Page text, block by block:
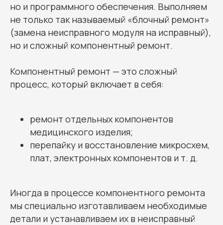
но и программного обеспечения. Выполняем
не только так называемый «блочный ремонт»
(замена неисправного модуля на исправный),
но и сложный компонентный ремонт.
Компонентный ремонт — это сложный
процесс, который включает в себя:
ремонт отдельных компонентов
медицинского изделия;
перепайку и восстановление микросхем,
плат, электронных компонентов и т. д.
Иногда в процессе компонентного ремонта
мы специально изготавливаем необходимые
детали и устанавливаем их в неисправный